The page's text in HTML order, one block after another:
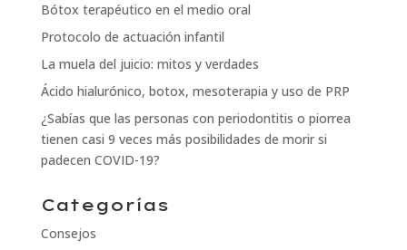
Bótox terapéutico en el medio oral
Protocolo de actuación infantil
La muela del juicio: mitos y verdades
Ácido hialurónico, botox, mesoterapia y uso de PRP
¿Sabías que las personas con periodontitis o piorrea
tienen casi 9 veces más posibilidades de morir si
padecen COVID-19?
Categorías
Consejos